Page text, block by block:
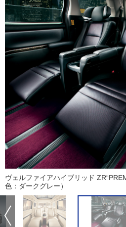
ヴェルファイアハイブリッド
色：ダークグレー）